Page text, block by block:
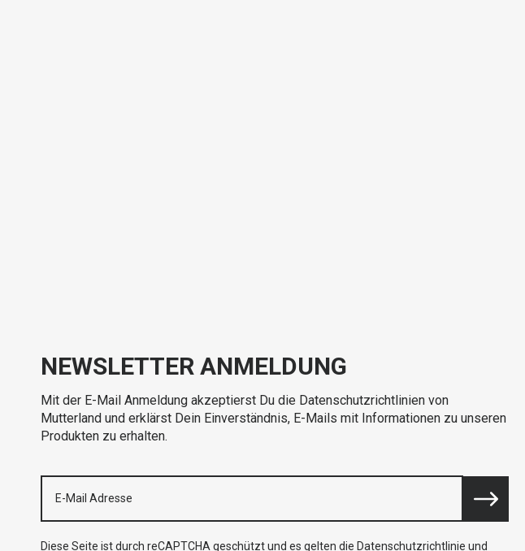
NEWSLETTER ANMELDUNG
Mit der E-Mail Anmeldung akzeptierst Du die Datenschutzrichtlinien von
Mutterland und erklärst Dein Einverständnis, E-Mails mit Informationen zu unseren
Produkten zu erhalten.
Diese Seite ist durch reCAPTCHA geschützt und es gelten die Datenschutzrichtlinie und